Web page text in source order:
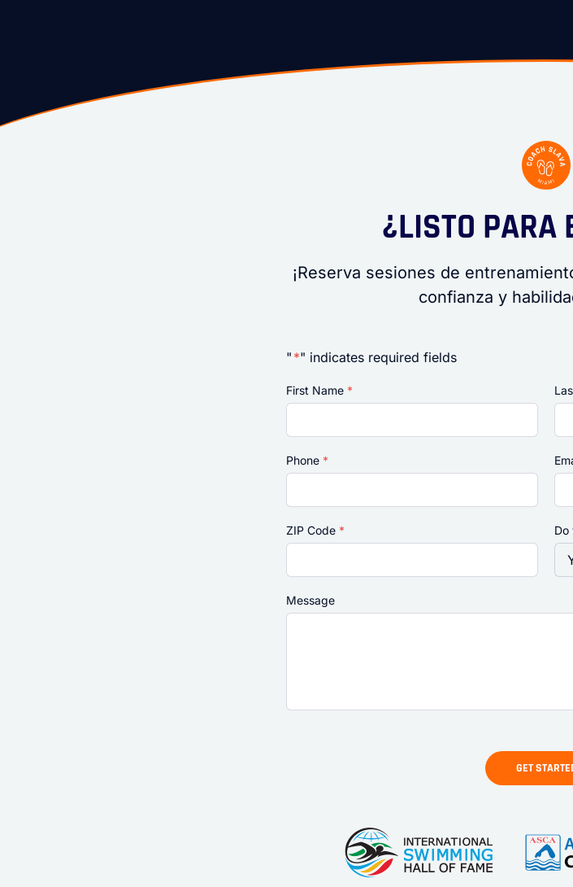
¿LISTO PARA
¡Reserva sesiones de
confianza y
" *" indicates required fields
First Name *
Phone *
ZIP Code * Do
Message